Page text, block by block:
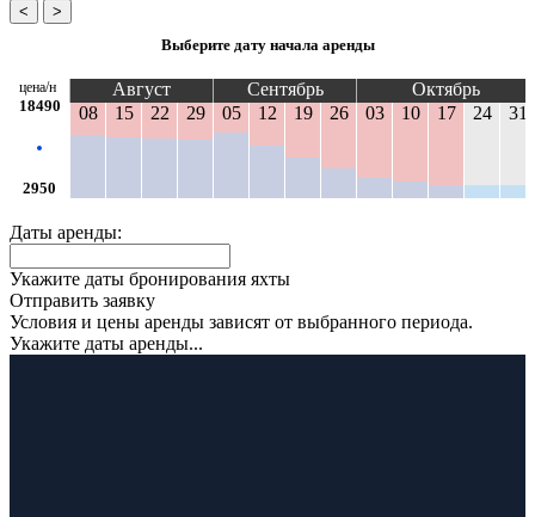
<
>
Выберите дату начала аренды
цена/н
18490
2950
Август Сентябрь
Октябрь
08
15 22 29 05 12 19 26 03 10 17 24 31
Даты аренды:
Укажите даты бронирования яхты
Отправить заявку
Условия и цены аренды зависят от выбранного периода.
Укажите даты аренды...